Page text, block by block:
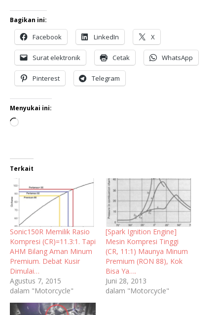
Bagikan ini:
Facebook LinkedIn X
Surat elektronik Cetak WhatsApp
Pinterest Telegram
Menyukai ini:
Terkait
Sonic150R Memilik Rasio
Kompresi (CR)=11.3:1. Tapi
AHM Bilang Aman Minum
Premium. Debat Kusir
Dimulai…
Agustus 7, 2015
dalam "Motorcycle"
[Spark Ignition Engine]
Mesin Kompresi Tinggi
(CR, 11:1) Maunya Minum
Premium (RON 88), Kok
Bisa Ya….
Juni 28, 2013
dalam "Motorcycle"